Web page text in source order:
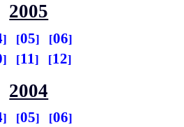
2005
05
06
11 12
2004
05
06